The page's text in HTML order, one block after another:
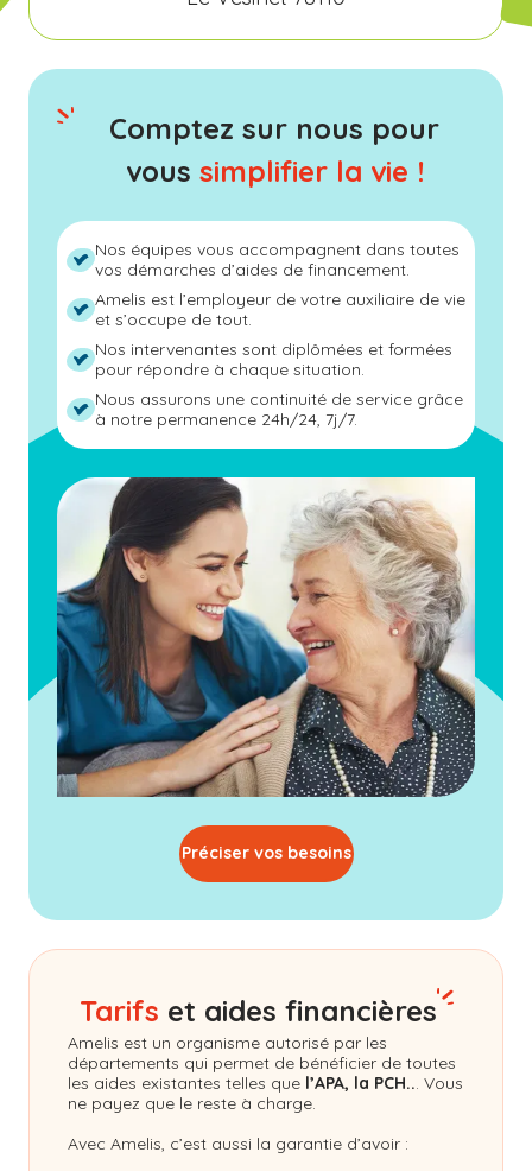
Comptez sur nous pour
vous simplifier la vie !
Nos équipes vous accompagnent dans toutes
vos démarches d’aides de financement.
Amelis est l’employeur de votre auxiliaire de vie
et s’occupe de tout.
Nos intervenantes sont diplômées et formées
pour répondre à chaque situation.
Nous assurons une continuité de service grâce
à notre permanence 24h/24, 7j/7.
Préciser vos besoins
Tarifs et aides financières
Amelis est un organisme autorisé par les
départements qui permet de bénéficier de toutes
les aides existantes telles que l’APA, la PCH... Vous
ne payez que le reste à charge.
Avec Amelis, c’est aussi la garantie d’avoir :